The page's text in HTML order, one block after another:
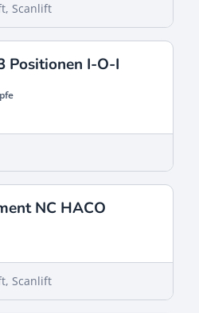
Scanlift
Positionen I-O-I
NC HACO
Scanlift